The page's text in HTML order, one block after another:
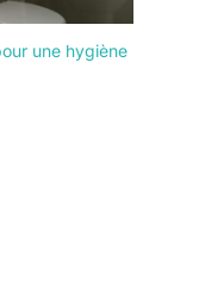
une hygiène